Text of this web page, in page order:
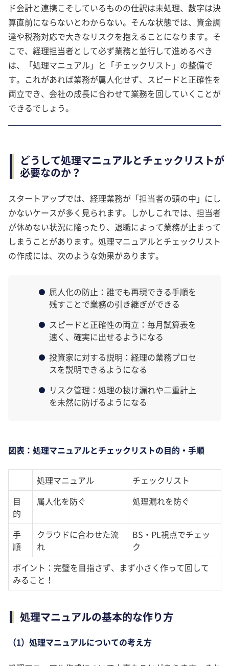
ド会計と連携こそしているものの仕訳は未処理、数字は決
算直前にならないとわからない。そんな状態では、資金調
達や税務対応で大きなリスクを抱えることになります。そ
こで、経理担当者として必ず業務と並行して進めるべき
は、「処理マニュアル」と「チェックリスト」の整備で
す。これがあれば業務が属人化せず、スピードと正確性を
両立でき、会社の成長に合わせて業務を回していくことが
できるでしょう。
どうして処理マニュアルとチェックリストが
必要なのか？
スタートアップでは、経理業務が「担当者の頭の中」にし
かないケースが多く見られます。しかしこれでは、担当者
が休めない状況に陥ったり、退職によって業務が止まって
しまうことがあります。処理マニュアルとチェックリスト
の作成には、次のような効果があります。
属人化の防止：誰でも再現できる手順を
残すことで業務の引き継ぎができる
スピードと正確性の両立：毎月試算表を
速く、確実に出せるようになる
投資家に対する説明：経理の業務プロセ
スを説明できるようになる
リスク管理：処理の抜け漏れや二重計上
を未然に防げるようになる
図表：処理マニュアルとチェックリストの目的・手順
処理マニュアル
チェックリスト
目
的
属人化を防ぐ 処理漏れを防ぐ
手
順
クラウドに合わせた流
れ
BS・PL視点でチェッ
ク
ポイント：完璧を目指さず、まず小さく作って回して
みること！
処理マニュアルの基本的な作り方
（1）処理マニュアルについての考え方